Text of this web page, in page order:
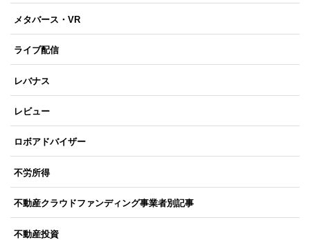
メタバース・VR
ライブ配信
レバナス
レビュー
ロボアドバイザー
不労所得
不動産クラウドファンディング事業者別記事
不動産投資